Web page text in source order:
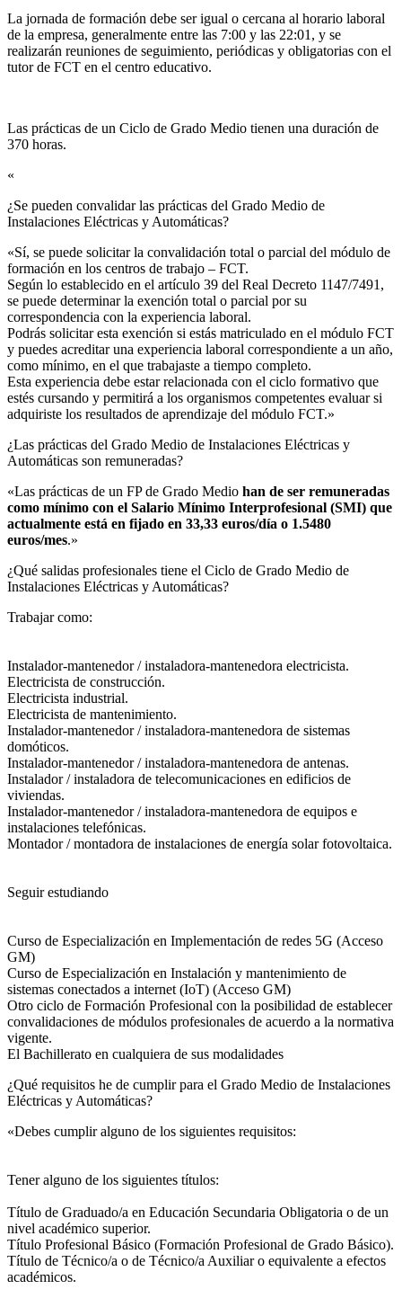
La jornada de formación debe ser igual o cercana al horario laboral
de la empresa, generalmente entre las 7:00 y las 22:01, y se
realizarán reuniones de seguimiento, periódicas y obligatorias con el
tutor de FCT en el centro educativo.
Las prácticas de un Ciclo de Grado Medio tienen una duración de
370 horas.
«
¿Se pueden convalidar las prácticas del Grado Medio de
Instalaciones Eléctricas y Automáticas?​
«Sí, se puede solicitar la convalidación total o parcial del módulo de
formación en los centros de trabajo – FCT.
Según lo establecido en el artículo 39 del Real Decreto 1147/7491,
se puede determinar la exención total o parcial por su
correspondencia con la experiencia laboral.
Podrás solicitar esta exención si estás matriculado en el módulo FCT
y puedes acreditar una experiencia laboral correspondiente a un año,
como mínimo, en el que trabajaste a tiempo completo.
Esta experiencia debe estar relacionada con el ciclo formativo que
estés cursando y permitirá a los organismos competentes evaluar si
adquiriste los resultados de aprendizaje del módulo FCT.»
¿Las prácticas del Grado Medio de Instalaciones Eléctricas y
Automáticas son remuneradas?​
«Las prácticas de un FP de Grado Medio han de ser remuneradas
como mínimo con el Salario Mínimo Interprofesional (SMI) que
actualmente está en fijado en 33,33 euros/día o 1.5480
euros/mes.»
¿Qué salidas profesionales tiene el Ciclo de Grado Medio de
Instalaciones Eléctricas y Automáticas?​
Trabajar como:
Instalador-mantenedor / instaladora-mantenedora electricista.
Electricista de construcción.
Electricista industrial.
Electricista de mantenimiento.
Instalador-mantenedor / instaladora-mantenedora de sistemas
domóticos.
Instalador-mantenedor / instaladora-mantenedora de antenas.
Instalador / instaladora de telecomunicaciones en edificios de
viviendas.
Instalador-mantenedor / instaladora-mantenedora de equipos e
instalaciones telefónicas.
Montador / montadora de instalaciones de energía solar fotovoltaica.
Seguir estudiando
Curso de Especialización en Implementación de redes 5G (Acceso
GM)
Curso de Especialización en Instalación y mantenimiento de
sistemas conectados a internet (IoT) (Acceso GM)
Otro ciclo de Formación Profesional con la posibilidad de establecer
convalidaciones de módulos profesionales de acuerdo a la normativa
vigente.
El Bachillerato en cualquiera de sus modalidades
¿Qué requisitos he de cumplir para el Grado Medio de Instalaciones
Eléctricas y Automáticas?
«Debes cumplir alguno de los siguientes requisitos:
Tener alguno de los siguientes títulos:
Título de Graduado/a en Educación Secundaria Obligatoria o de un
nivel académico superior.
Título Profesional Básico (Formación Profesional de Grado Básico).
Título de Técnico/a o de Técnico/a Auxiliar o equivalente a efectos
académicos.